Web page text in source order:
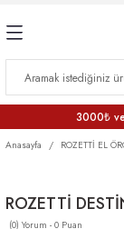
3000₺
Anasayfa ROZETTİ EL
ROZETTİ
(0) Yorum - 0 Puan